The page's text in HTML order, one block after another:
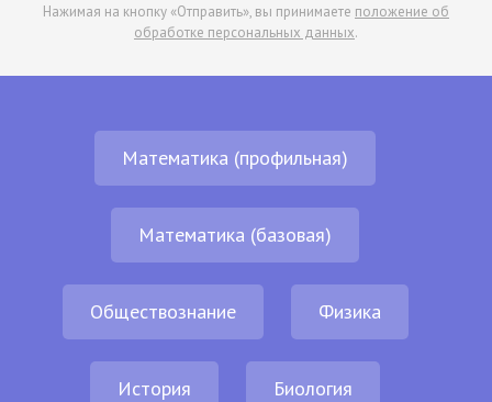
Нажимая на кнопку «Отправить», вы принимаете положение об
обработке персональных данных.
Математика (профильная)
Математика (базовая)
Обществознание Физика
История Биология